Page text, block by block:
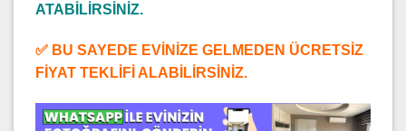
ATABİLİRSİNİZ.
✅ BU SAYEDE EVİNİZE GELMEDEN ÜCRETSİZ
FİYAT TEKLİFİ ALABİLİRSİNİZ.